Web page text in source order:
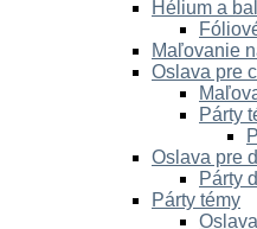
Hélium a
Maľovanie
Oslava pre
Párty
Oslava pre
Párty
Párty témy